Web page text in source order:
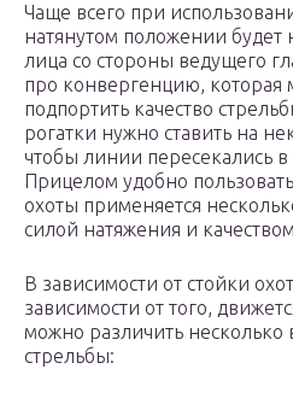
Чаще всего при
натянутом положении будет
лица со стороны ведущего
про конвергенцию, которая
подпортить качество
рогатки нужно ставить на
чтобы линии пересекались
Прицелом удобно
охоты применяется
силой натяжения и
В зависимости от стойки
зависимости от того,
можно различить
стрельбы: